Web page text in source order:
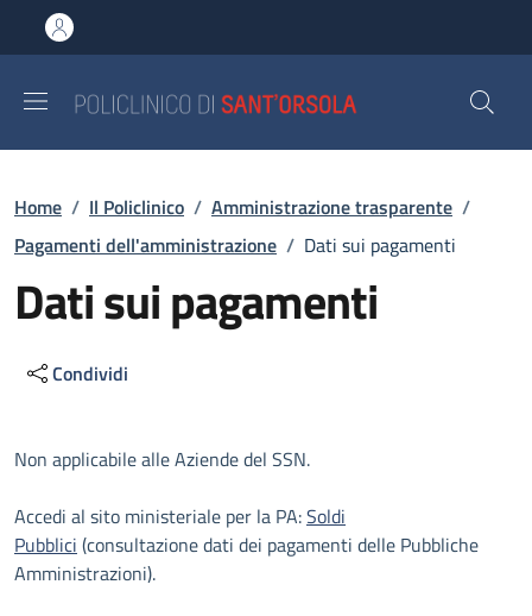
al contenuto principale
to footer content
Briciole di pane
Home / Il Policlinico / Amministrazione trasparente /
Pagamenti dell'amministrazione / Dati sui pagamenti
Dati sui pagamenti
Condividi
Descrizione
Non applicabile alle Aziende del SSN.
Accedi al sito ministeriale per la PA:Soldi
Pubblici (consultazione dati dei pagamenti delle Pubbliche
Amministrazioni).